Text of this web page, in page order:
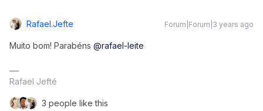
Rafael.jefte Forum|Forum|3 years ago
Muito bom! Parabéns @rafael-leite
Rafael Jefté
3 people like this